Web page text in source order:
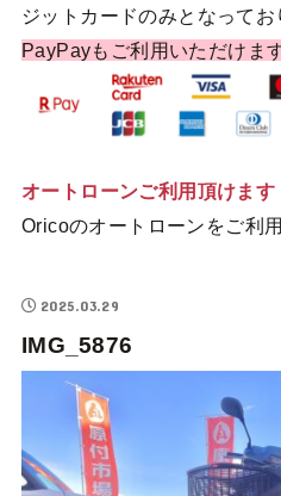
ジットカードのみとなってお
PayPayもご利用いただけます
オートローンご利用頂けます
Oricoのオートローンをご利
2025.03.29
IMG_5876